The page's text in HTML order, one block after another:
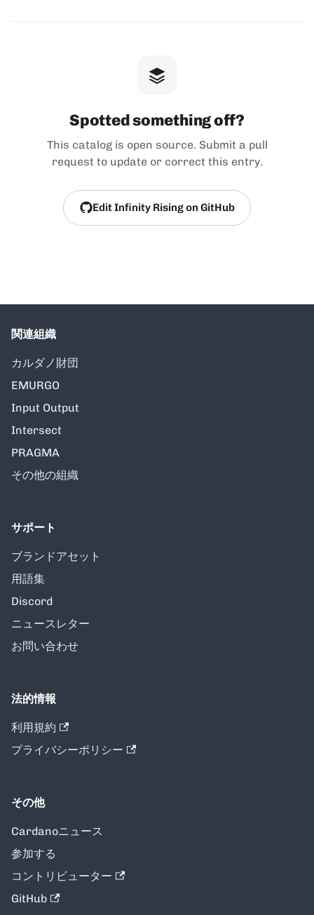
Spotted something off?
This catalog is open source. Submit a pull
request to update or correct this entry.
Edit Infinity Rising on GitHub
関連組織
カルダノ財団
EMURGO
Input Output
Intersect
PRAGMA
その他の組織
サポート
ブランドアセット
用語集
Discord
ニュースレター
お問い合わせ
法的情報
利用規約
プライバシーポリシー
その他
Cardanoニュース
参加する
コントリビューター
GitHub